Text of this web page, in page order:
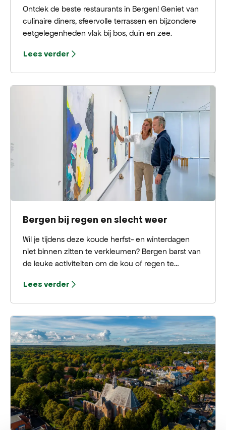
Ontdek de beste restaurants in Bergen! Geniet van
culinaire diners, sfeervolle terrassen en bijzondere
eetgelegenheden vlak bij bos, duin en zee.
Lees verder
Bergen bij regen en slecht weer
Wil je tijdens deze koude herfst- en winterdagen
niet binnen zitten te verkleumen? Bergen barst van
de leuke activiteiten om de kou of regen te
tips met je!
Lees verder